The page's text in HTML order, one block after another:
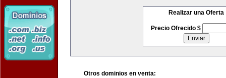
Realizar una Oferta
Precio Ofrecido $
Otros dominios en venta: